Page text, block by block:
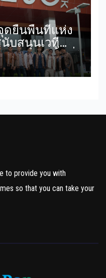
จุดยืนพื้นที่แห่ง
บสนุนเวที
2026 เปิดพื้นที่
และความเท่า
to provide you with
so that you can take your